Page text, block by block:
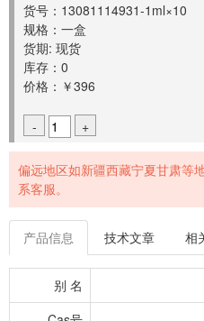
货号：13081114931-1ml×10
规格：一盒
货期: 现货
库存：0
价格：￥396
- +
偏远地区如新疆西藏宁夏甘肃等
系客服。
产品信息 技术文章 相
别 名